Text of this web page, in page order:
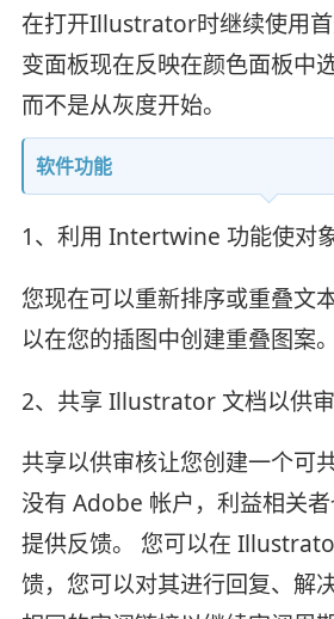
在打开Illustrator时继续使用
变面板现在反映在颜色面板中
而不是从灰度开始。
软件功能
1、利用 Intertwine 功能使对
您现在可以重新排序或重叠文
以在您的插图中创建重叠图案。
2、共享 Illustrator 文档以供审
共享以供审核让您创建一个可
没有 Adobe 帐户，利益相关
提供反馈。 您可以在
馈，您可以对其进行回复、解